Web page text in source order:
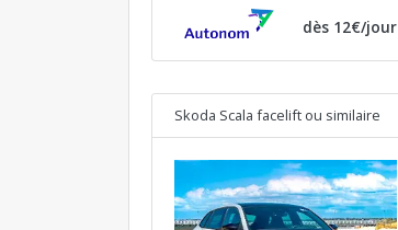
dès 12€/jour
Skoda Scala facelift ou similaire